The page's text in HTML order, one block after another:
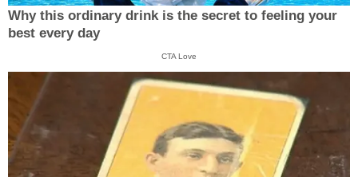
Why this ordinary drink is the secret to feeling your
best every day
CTA Love